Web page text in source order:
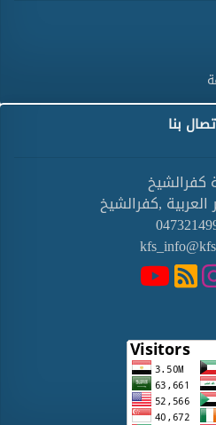
بنا
كفرالشيخ
,كفرالشيخ